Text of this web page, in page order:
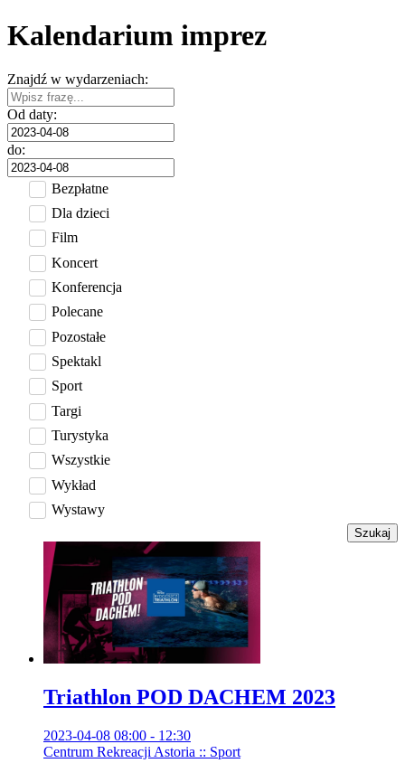
Kalendarium imprez
Znajdź w wydarzeniach:
Od daty:
do:
Bezpłatne
Dla dzieci
Film
Koncert
Konferencja
Polecane
Pozostałe
Spektakl
Sport
Targi
Turystyka
Wszystkie
Wykład
Wystawy
Szukaj
Triathlon POD DACHEM 2023
2023-04-08 08:00 - 12:30
Centrum Rekreacji Astoria :: Sport